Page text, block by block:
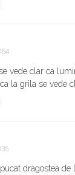
vede clar ca
la grila se vede
dragostea de